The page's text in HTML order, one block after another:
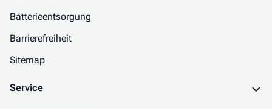
Batterieentsorgung
Barrierefreiheit
Sitemap
Service